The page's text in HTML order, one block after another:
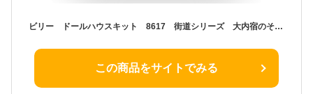
ビリー ドールハウスキット 8617 街道シリーズ 大内宿のそば屋【お取り寄せ商品】【ドールハウス、手作りキット、ジオラマ】
この商品をサイトでみる